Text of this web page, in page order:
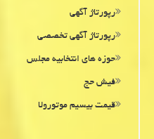
رپورتاژ آگهی
رپورتاژ آگهی تخصصی
حوزه های انتخابیه مجلس
فیش حج
قیمت بیسیم موتورولا